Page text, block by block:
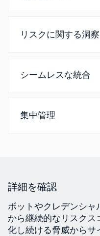
リスクに関する洞察
シームレスな統合
集中管理
詳細を確認
ボットやクレデンシャ
から継続的なリスク
化し続ける脅威からサ